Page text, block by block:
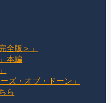
全版＞」
本編
ズ・オブ・ドーン」
ら